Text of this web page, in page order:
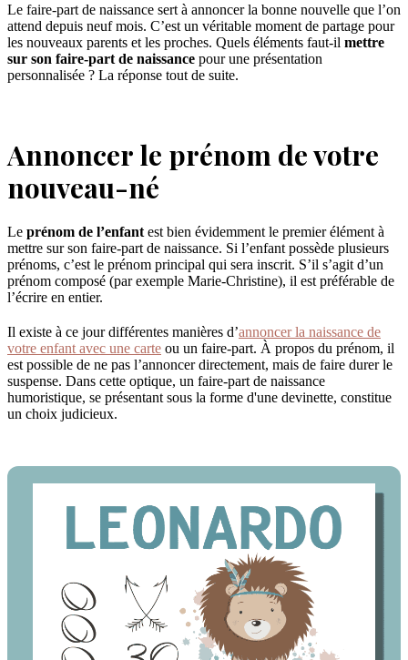
Le faire-part de naissance sert à annoncer la bonne nouvelle que l’on
attend depuis neuf mois. C’est un véritable moment de partage pour
les nouveaux parents et les proches. Quels éléments faut-il mettre
sur son faire-part de naissance pour une présentation
personnalisée ? La réponse tout de suite.
Annoncer le prénom de votre
nouveau-né
Le prénom de l’enfant est bien évidemment le premier élément à
mettre sur son faire-part de naissance. Si l’enfant possède plusieurs
prénoms, c’est le prénom principal qui sera inscrit. S’il s’agit d’un
prénom composé (par exemple Marie-Christine), il est préférable de
l’écrire en entier.
Il existe à ce jour différentes manières d’annoncer la naissance de
votre enfant avec une carte ou un faire-part. À propos du prénom, il
est possible de ne pas l’annoncer directement, mais de faire durer le
suspense. Dans cette optique, un faire-part de naissance
humoristique, se présentant sous la forme d'une devinette, constitue
un choix judicieux.